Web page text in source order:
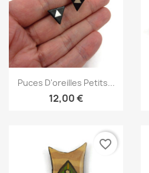
Aperçu rapide
Puces D'oreilles Petits...
12,00 €
favorite_border